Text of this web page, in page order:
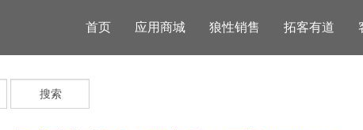
首页 应用商城 狼性销售 拓客有道
搜索